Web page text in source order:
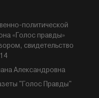
политической
«Голос правды»
свидетельство
Александровна
"Голос Правды"